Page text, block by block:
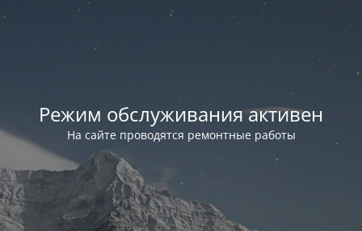
Режим обслуживания активен
На сайте проводятся ремонтные работы